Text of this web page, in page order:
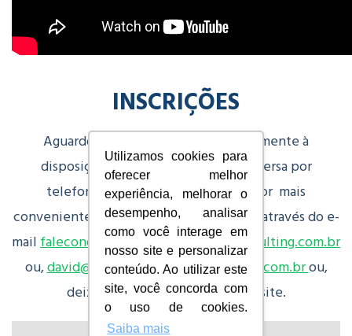
Utilizamos cookies para
oferecer melhor
experiência, melhorar o
desempenho, analisar
como você interage em
nosso site e personalizar
conteúdo. Ao utilizar este
site, você concorda com
o uso de cookies.
Saiba mais
INSCRIÇÕES
Aguardo seu contato, estou pessoalmente à
disposição para marcarmos uma conversa por
telefone, WhatsApp ou o que lhe for mais
conveniente! Entre em contato conosco através do e-
mailfaleconosco@oldsite.ledermanconsulting.com.br
ou,david@oldsite.ledermanconsulting.com.brou,
deixe uma mensagem em nosso site.